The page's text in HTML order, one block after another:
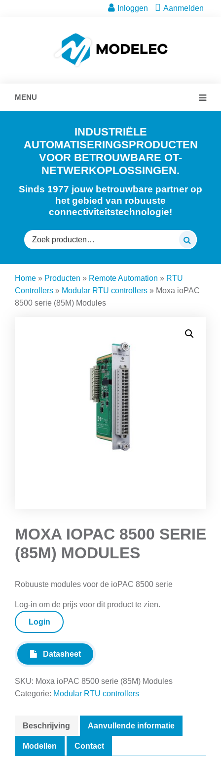
Inloggen Aanmelden
MENU
INDUSTRIËLE
AUTOMATISERINGSPRODUCTEN
VOOR BETROUWBARE OT-
NETWERKOPLOSSINGEN.
Sinds 1977 jouw betrouwbare partner op
het gebied van robuuste
connectiviteitstechnologie!
Zoeken
naar:
Home » Producten » Remote Automation » RTU
Controllers » Modular RTU controllers » Moxa ioPAC
8500 serie (85M) Modules
MOXA IOPAC 8500 SERIE
(85M) MODULES
Robuuste modules voor de ioPAC 8500 serie
Log-in om de prijs voor dit product te zien.
Login
Datasheet
SKU: Moxa ioPAC 8500 serie (85M) Modules
Categorie: Modular RTU controllers
Beschrijving Aanvullende informatie
Modellen Contact